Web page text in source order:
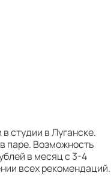
студии в Луганске.
паре. Возможность
в месяц с 3-4
всех рекомендаций.